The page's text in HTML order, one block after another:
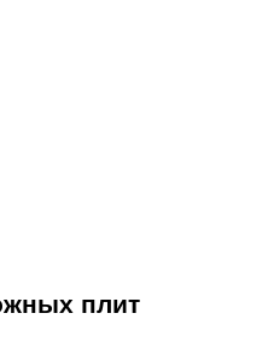
плит